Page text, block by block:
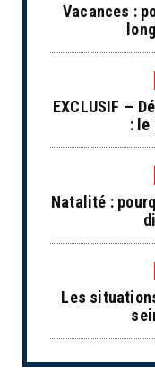
Vacances :
EXCLUSIF —
: le
Natalité :
Les